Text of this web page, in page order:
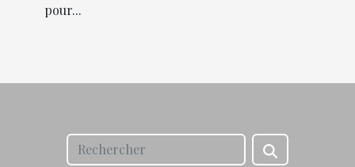
pour...